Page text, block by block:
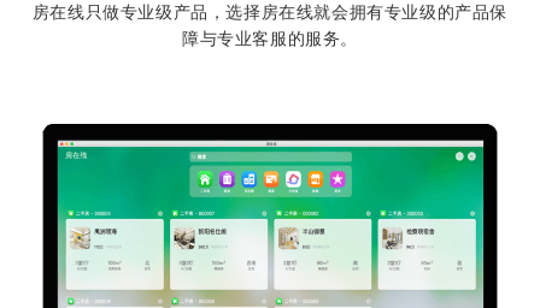
房在线只做专业级产品，选择房在线就会拥有专业级的产品保
障与专业客服的服务。